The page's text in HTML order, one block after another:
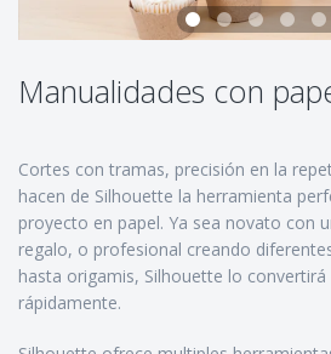
Manualidades con
Cortes con tramas, precisión en la
hacen de Silhouette la herramienta
proyecto en papel. Ya sea novato con
regalo, o profesional creando
hasta origamis, Silhouette lo
rápidamente.